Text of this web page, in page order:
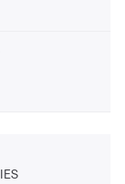
IES